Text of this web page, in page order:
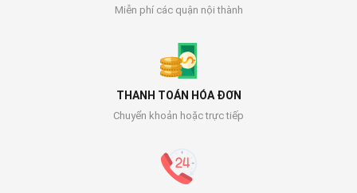
Miễn phí các quận nội thành
THANH TOÁN HÓA ĐƠN
Chuyển khoản hoặc trực tiếp